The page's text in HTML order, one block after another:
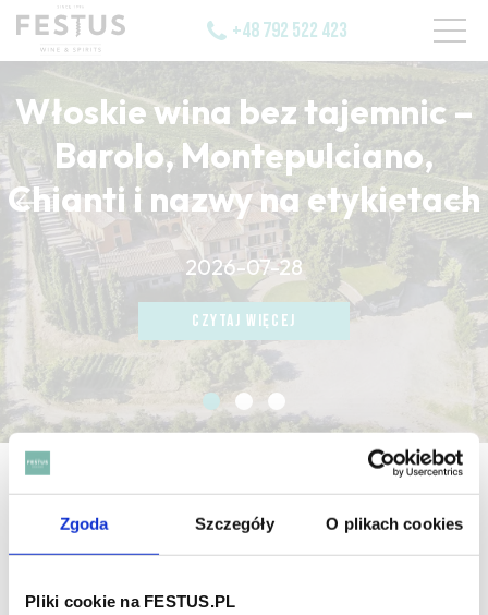
Zgoda Szczegóły O plikach cookies
Pliki cookie na FESTUS.PL
+48 792 522 423
Włoskie wina bez tajemnic –
Barolo, Montepulciano,
Chianti i nazwy na etykietach
2026-07-28
CZYTAJ WIĘCEJ
CZYTAJ WIĘCEJ
CZYTAJ WIĘCEJ
strona główna
Archiwum wpisów tagu: ouvert